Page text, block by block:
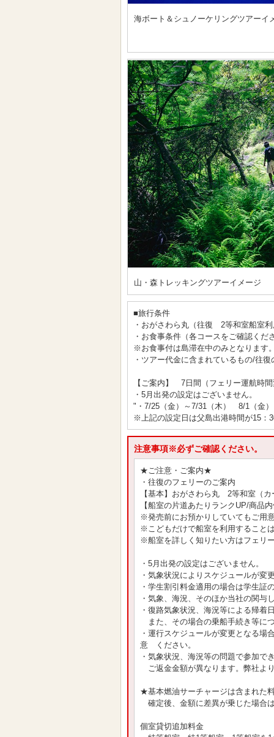
海ボート＆シュノーケリングツアーイ
山・森トレッキングツアーイメージ
■旅行条件
・おがさわら丸（往復 2等和室船室
・お食事条件（各コースをご確認くだ
※お食事付は島滞在中のみとなります
・ツアー代金に含まれているもの/往
【ご案内】 7日間（フェリー運航時
・5月出発の設定はございません。
"・7/25（金）～7/31（木） 8/1（金
※上記の設定日は父島出港時間が15：
注意事項※必ずご確認ください。
★ご注意・ご案内★
・往復のフェリーのご案内
【基本】おがさわら丸 2等和室（
【船室の片道あたりランクUP/商
※発売前にお預かりしていてもご用
※こどもだけで船室を利用すること
※船室を詳しく知りたい方はフェリ
・5月出発の設定はございません。
・気象状況によりスケジュールが変
・学生割引料金適用の場合は学生証
・気象、海況、そのほか当社の関与
・復路気象状況、海況等による帰着
また、その場合の乗船手続き等に
・運行スケジュールが変更となる場
意 ください。
・気象状況、海況等の問題で参加で
ご返金金額が異なります。弊社よ
★基本燃油サーチャージは含まれた
確定後、金額に差異が乗じた場合
個室貸切追加料金